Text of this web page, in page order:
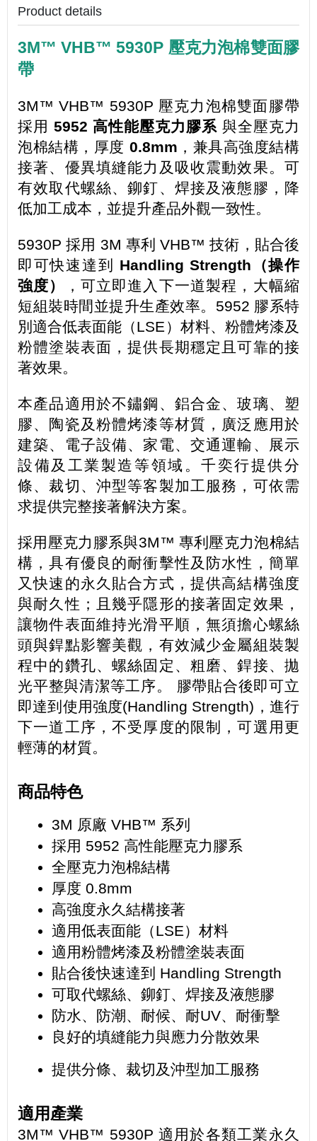
Product details
3M™ VHB™ 5930P 壓克力泡棉雙面膠
帶
3M™ VHB™ 5930P 壓克力泡棉雙面膠帶
採用 5952 高性能壓克力膠系 與全壓克力
泡棉結構，厚度 0.8mm ，兼具高強度結構
接著、優異填縫能力及吸收震動效果。可
有效取代螺絲、鉚釘、焊接及液態膠，降
低加工成本，並提升產品外觀一致性。
5930P 採用 3M 專利 VHB™ 技術，貼合後
即可快速達到 Handling Strength（操作
強度）
，可立即進入下一道製程，大幅縮
短組裝時間並提升生產效率。5952 膠系特
別適合低表面能（LSE）材料、粉體烤漆及
粉體塗裝表面，提供長期穩定且可靠的接
著效果。
本產品適用於不鏽鋼、鋁合金、玻璃、塑
膠、陶瓷及粉體烤漆等材質，廣泛應用於
建築、電子設備、家電、交通運輸、展示
設備及工業製造等領域。千奕行提供分
條、裁切、沖型等客製加工服務，可依需
求提供完整接著解決方案。
採用壓克力膠系與3M™ 專利壓克力泡棉結
構，具有優良的耐衝擊性及防水性，簡單
又快速的永久貼合方式，提供高結構強度
與耐久性；且幾乎隱形的接著固定效果，
讓物件表面維持光滑平順，無須擔心螺絲
頭與銲點影響美觀，有效減少金屬組裝製
程中的鑽孔、螺絲固定、粗磨、銲接、拋
光平整與清潔等工序。 膠帶貼合後即可立
即達到使用強度(Handling Strength)，進行
下一道工序，不受厚度的限制，可選用更
輕薄的材質。
商品特色
3M 原廠 VHB™ 系列
採用 5952 高性能壓克力膠系
全壓克力泡棉結構
厚度 0.8mm
高強度永久結構接著
適用低表面能（LSE）材料
適用粉體烤漆及粉體塗裝表面
貼合後快速達到 Handling Strength
可取代螺絲、鉚釘、焊接及液態膠
防水、防潮、耐候、耐UV、耐衝擊
良好的填縫能力與應力分散效果
提供分條、裁切及沖型加工服務
適用產業
3M™ VHB™ 5930P 適用於各類工業永久